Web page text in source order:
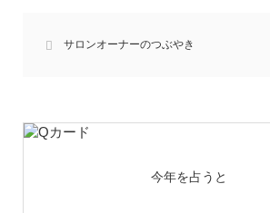
サロンオーナーのつぶやき
今年を占うと